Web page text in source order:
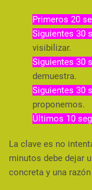
Primeros 20
Siguientes 30
visibilizar.
Siguientes 30
demuestra.
Siguientes 30
proponemos.
Últimos 10
La clave es no
minutos debe dejar
concreta y una